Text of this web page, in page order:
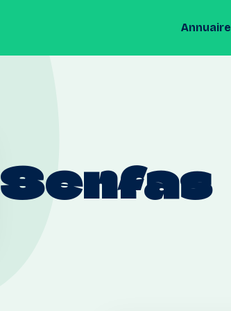
Annuaire
Senfas